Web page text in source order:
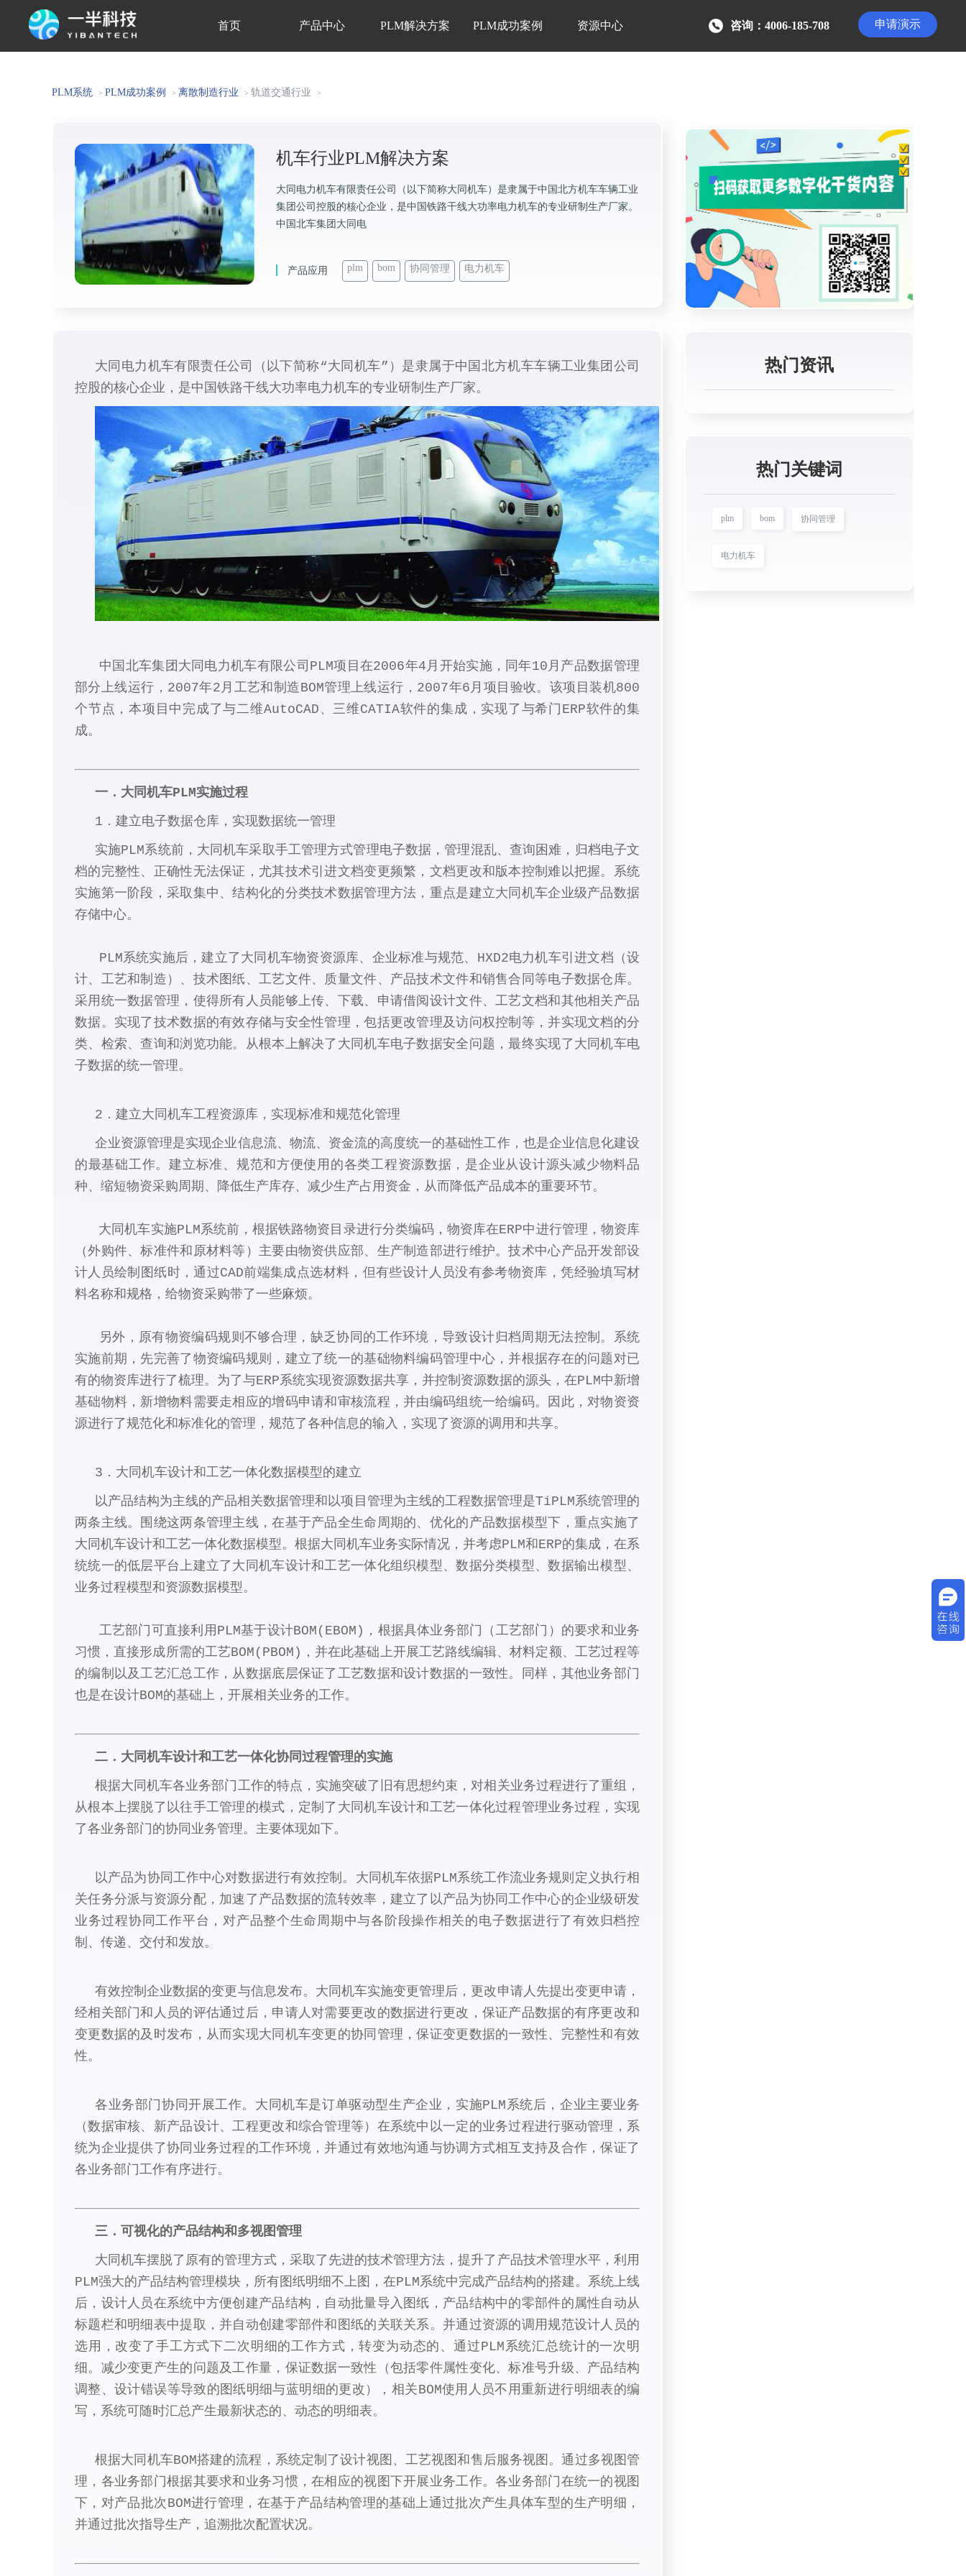
首页 产品中心 PLM解决方案 PLM成功案例 资源中心 申请演示
咨询：4006-185-708
PLM系统 > PLM成功案例 > 离散制造行业 > 轨道交通行业 >
机车行业PLM解决方案
大同电力机车有限责任公司（以下简称大同机车）是隶属于中国北方机车车辆工业
集团公司控股的核心企业，是中国铁路干线大功率电力机车的专业研制生产厂家。
中国北车集团大同电
产品应用 plm bom 协同管理 电力机车
大同电力机车有限责任公司（以下简称“大同机车”）是隶属于中国北方机车车辆工业集团公司
控股的核心企业，是中国铁路干线大功率电力机车的专业研制生产厂家。
中国北车集团大同电力机车有限公司PLM项目在2006年4月开始实施，同年10月产品数据管理
部分上线运行，2007年2月工艺和制造BOM管理上线运行，2007年6月项目验收。该项目装机800
个节点，本项目中完成了与二维AutoCAD、三维CATIA软件的集成，实现了与希门ERP软件的集
成。
一．大同机车PLM实施过程
1．建立电子数据仓库，实现数据统一管理
实施PLM系统前，大同机车采取手工管理方式管理电子数据，管理混乱、查询困难，归档电子文
档的完整性、正确性无法保证，尤其技术引进文档变更频繁，文档更改和版本控制难以把握。系统
实施第一阶段，采取集中、结构化的分类技术数据管理方法，重点是建立大同机车企业级产品数据
存储中心。
PLM系统实施后，建立了大同机车物资资源库、企业标准与规范、HXD2电力机车引进文档（设
计、工艺和制造）、技术图纸、工艺文件、质量文件、产品技术文件和销售合同等电子数据仓库。
采用统一数据管理，使得所有人员能够上传、下载、申请借阅设计文件、工艺文档和其他相关产品
数据。实现了技术数据的有效存储与安全性管理，包括更改管理及访问权控制等，并实现文档的分
类、检索、查询和浏览功能。从根本上解决了大同机车电子数据安全问题，最终实现了大同机车电
子数据的统一管理。
2．建立大同机车工程资源库，实现标准和规范化管理
企业资源管理是实现企业信息流、物流、资金流的高度统一的基础性工作，也是企业信息化建设
的最基础工作。建立标准、规范和方便使用的各类工程资源数据，是企业从设计源头减少物料品
种、缩短物资采购周期、降低生产库存、减少生产占用资金，从而降低产品成本的重要环节。
大同机车实施PLM系统前，根据铁路物资目录进行分类编码，物资库在ERP中进行管理，物资库
（外购件、标准件和原材料等）主要由物资供应部、生产制造部进行维护。技术中心产品开发部设
计人员绘制图纸时，通过CAD前端集成点选材料，但有些设计人员没有参考物资库，凭经验填写材
料名称和规格，给物资采购带了一些麻烦。
另外，原有物资编码规则不够合理，缺乏协同的工作环境，导致设计归档周期无法控制。系统
实施前期，先完善了物资编码规则，建立了统一的基础物料编码管理中心，并根据存在的问题对已
有的物资库进行了梳理。为了与ERP系统实现资源数据共享，并控制资源数据的源头，在PLM中新增
基础物料，新增物料需要走相应的增码申请和审核流程，并由编码组统一给编码。因此，对物资资
源进行了规范化和标准化的管理，规范了各种信息的输入，实现了资源的调用和共享。
3．大同机车设计和工艺一体化数据模型的建立
以产品结构为主线的产品相关数据管理和以项目管理为主线的工程数据管理是TiPLM系统管理的
两条主线。围绕这两条管理主线，在基于产品全生命周期的、优化的产品数据模型下，重点实施了
大同机车设计和工艺一体化数据模型。根据大同机车业务实际情况，并考虑PLM和ERP的集成，在系
统统一的低层平台上建立了大同机车设计和工艺一体化组织模型、数据分类模型、数据输出模型、
业务过程模型和资源数据模型。
工艺部门可直接利用PLM基于设计BOM(EBOM)，根据具体业务部门（工艺部门）的要求和业务
习惯，直接形成所需的工艺BOM(PBOM)，并在此基础上开展工艺路线编辑、材料定额、工艺过程等
的编制以及工艺汇总工作，从数据底层保证了工艺数据和设计数据的一致性。同样，其他业务部门
也是在设计BOM的基础上，开展相关业务的工作。
二．大同机车设计和工艺一体化协同过程管理的实施
根据大同机车各业务部门工作的特点，实施突破了旧有思想约束，对相关业务过程进行了重组，
从根本上摆脱了以往手工管理的模式，定制了大同机车设计和工艺一体化过程管理业务过程，实现
了各业务部门的协同业务管理。主要体现如下。
以产品为协同工作中心对数据进行有效控制。大同机车依据PLM系统工作流业务规则定义执行相
关任务分派与资源分配，加速了产品数据的流转效率，建立了以产品为协同工作中心的企业级研发
业务过程协同工作平台，对产品整个生命周期中与各阶段操作相关的电子数据进行了有效归档控
制、传递、交付和发放。
有效控制企业数据的变更与信息发布。大同机车实施变更管理后，更改申请人先提出变更申请，
经相关部门和人员的评估通过后，申请人对需要更改的数据进行更改，保证产品数据的有序更改和
变更数据的及时发布，从而实现大同机车变更的协同管理，保证变更数据的一致性、完整性和有效
性。
各业务部门协同开展工作。大同机车是订单驱动型生产企业，实施PLM系统后，企业主要业务
（数据审核、新产品设计、工程更改和综合管理等）在系统中以一定的业务过程进行驱动管理，系
统为企业提供了协同业务过程的工作环境，并通过有效地沟通与协调方式相互支持及合作，保证了
各业务部门工作有序进行。
三．可视化的产品结构和多视图管理
大同机车摆脱了原有的管理方式，采取了先进的技术管理方法，提升了产品技术管理水平，利用
PLM强大的产品结构管理模块，所有图纸明细不上图，在PLM系统中完成产品结构的搭建。系统上线
后，设计人员在系统中方便创建产品结构，自动批量导入图纸，产品结构中的零部件的属性自动从
标题栏和明细表中提取，并自动创建零部件和图纸的关联关系。并通过资源的调用规范设计人员的
选用，改变了手工方式下二次明细的工作方式，转变为动态的、通过PLM系统汇总统计的一次明
细。减少变更产生的问题及工作量，保证数据一致性（包括零件属性变化、标准号升级、产品结构
调整、设计错误等导致的图纸明细与蓝明细的更改），相关BOM使用人员不用重新进行明细表的编
写，系统可随时汇总产生最新状态的、动态的明细表。
根据大同机车BOM搭建的流程，系统定制了设计视图、工艺视图和售后服务视图。通过多视图管
理，各业务部门根据其要求和业务习惯，在相应的视图下开展业务工作。各业务部门在统一的视图
下，对产品批次BOM进行管理，在基于产品结构管理的基础上通过批次产生具体车型的生产明细，
并通过批次指导生产，追溯批次配置状况。
热门资讯
热门关键词
plm bom 协同管理
电力机车